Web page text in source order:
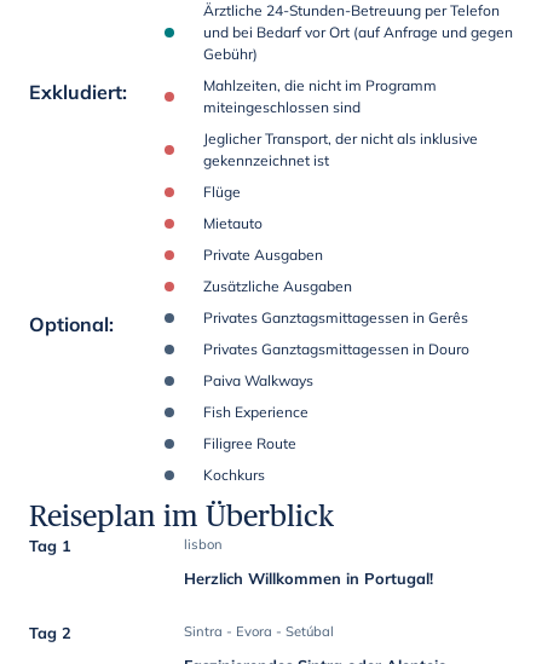
Ärztliche 24-Stunden-Betreuung per Telefon
und bei Bedarf vor Ort (auf Anfrage und gegen
Gebühr)
Exkludiert:
Mahlzeiten, die nicht im Programm
miteingeschlossen sind
Jeglicher Transport, der nicht als inklusive
gekennzeichnet ist
Flüge
Mietauto
Private Ausgaben
Zusätzliche Ausgaben
Optional:
Privates Ganztagsmittagessen in Gerês
Privates Ganztagsmittagessen in Douro
Paiva Walkways
Fish Experience
Filigree Route
Kochkurs
Reiseplan im Überblick
Tag 1 lisbon
Herzlich Willkommen in Portugal!
Tag 2 Sintra - Evora - Setúbal